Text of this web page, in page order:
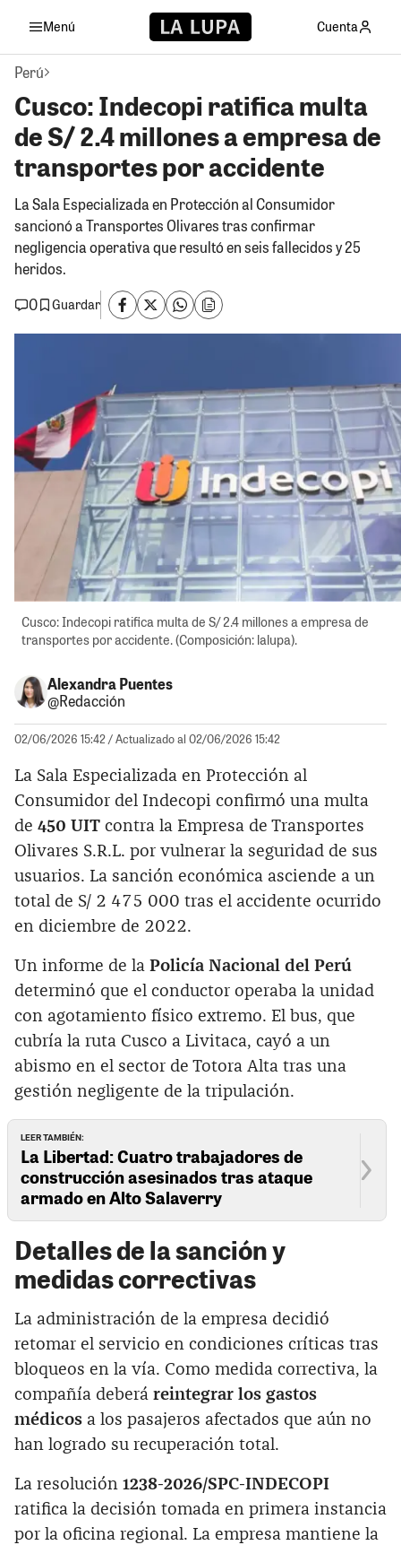
Menú Cuenta
Perú
Cusco: Indecopi ratifica multa
de S/ 2.4 millones a empresa de
transportes por accidente
La Sala Especializada en Protección al Consumidor
sancionó a Transportes Olivares tras confirmar
negligencia operativa que resultó en seis fallecidos y 25
heridos.
0
Guardar
Cusco: Indecopi ratifica multa de S/ 2.4 millones a empresa de
transportes por accidente. (Composición: lalupa).
Alexandra Puentes
@Redacción
02/06/2026 15:42/ Actualizado al 02/06/2026 15:42
La Sala Especializada en Protección al
Consumidor del Indecopi confirmó una multa
de 450 UIT contra la Empresa de Transportes
Olivares S.R.L. por vulnerar la seguridad de sus
usuarios. La sanción económica asciende a un
total de S/ 2 475 000 tras el accidente ocurrido
en diciembre de 2022.
Un informe de la Policía Nacional del Perú
determinó que el conductor operaba la unidad
con agotamiento físico extremo. El bus, que
cubría la ruta Cusco a Livitaca, cayó a un
abismo en el sector de Totora Alta tras una
gestión negligente de la tripulación.
LEER TAMBIÉN:
La Libertad: Cuatro trabajadores de
construcción asesinados tras ataque
armado en Alto Salaverry
Detalles de la sanción y
medidas correctivas
La administración de la empresa decidió
retomar el servicio en condiciones críticas tras
bloqueos en la vía. Como medida correctiva, la
compañía deberá reintegrar los gastos
médicos a los pasajeros afectados que aún no
han logrado su recuperación total.
La resolución 1238-2026/SPC-INDECOPI
ratifica la decisión tomada en primera instancia
por la oficina regional. La empresa mantiene la